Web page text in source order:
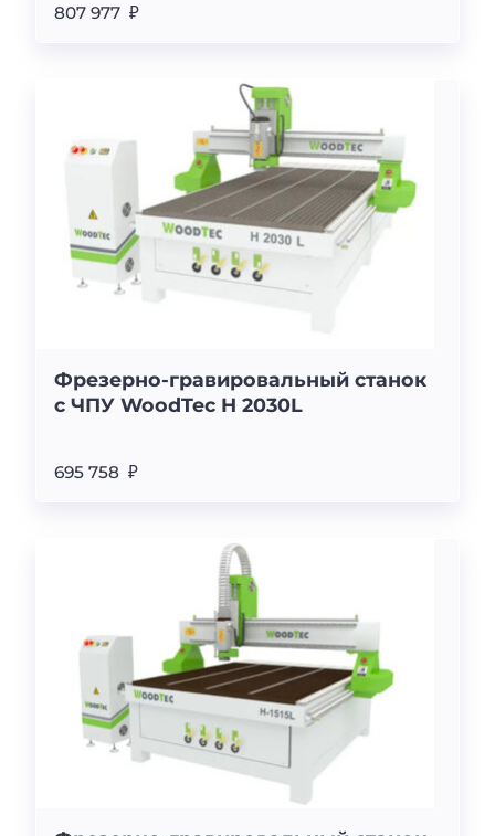
807 977 ₽
Фрезерно-гравировальный станок
с ЧПУ WoodTec H 2030L
695 758 ₽